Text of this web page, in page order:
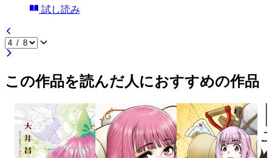
試し読み
この作品を読んだ人におすすめの作品